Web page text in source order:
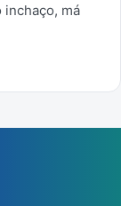
má